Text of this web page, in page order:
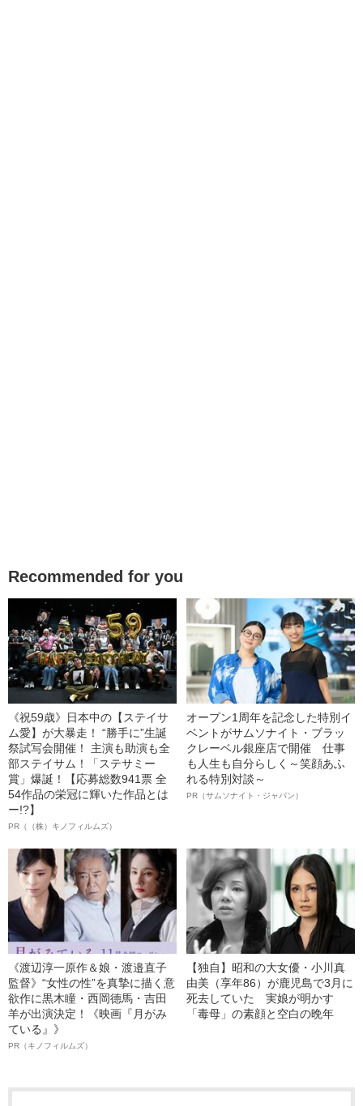
Recommended for you
《祝59歳》日本中の【ステイサ
ム愛】が大暴走！ “勝手に”生誕
祭試写会開催！ 主演も助演も全
部ステイサム！「ステサミー
賞」爆誕！【応募総数941票 全
54作品の栄冠に輝いた作品とは
ー!?】
PR（（株）キノフィルムズ）
オープン1周年を記念した特別イ
ベントがサムソナイト・ブラッ
クレーベル銀座店で開催 仕事
も人生も自分らしく～笑顔あふ
れる特別対談～
PR（サムソナイト・ジャパン）
《渡辺淳一原作＆娘・渡邉直子
監督》“女性の性”を真摯に描く意
欲作に黒木瞳・西岡德馬・吉田
羊が出演決定！《映画『月がみ
ている』》
PR（キノフィルムズ）
【独自】昭和の大女優・小川真
由美（享年86）が鹿児島で3月に
死去していた 実娘が明かす
「毒母」の素顔と空白の晩年